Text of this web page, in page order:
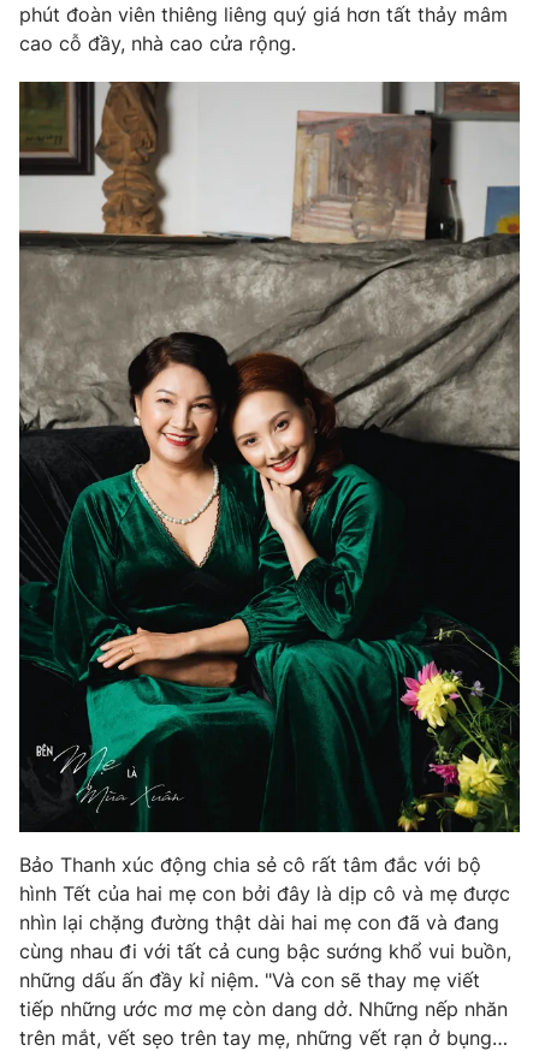
phút đoàn viên thiêng liêng quý giá hơn tất thảy mâm
cao cỗ đầy, nhà cao cửa rộng.
Bảo Thanh xúc động chia sẻ cô rất tâm đắc với bộ
hình Tết của hai mẹ con bởi đây là dịp cô và mẹ được
nhìn lại chặng đường thật dài hai mẹ con đã và đang
cùng nhau đi với tất cả cung bậc sướng khổ vui buồn,
những dấu ấn đầy kỉ niệm. "Và con sẽ thay mẹ viết
tiếp những ước mơ mẹ còn dang dở. Những nếp nhăn
trên mắt, vết sẹo trên tay mẹ, những vết rạn ở bụng…